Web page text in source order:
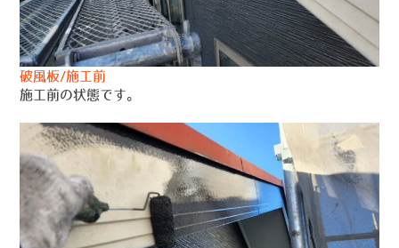
破風板/施工前
施工前の状態です。